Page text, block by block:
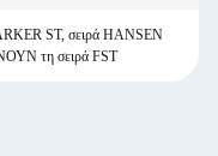
ST, σειρά HANSEN
τη σειρά FST